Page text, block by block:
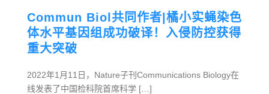
Commun Biol共同作者|橘小实蝇染色
体水平基因组成功破译！入侵防控获得
重大突破
2022年1月11日，Nature子刊Communications Biology在
线发表了中国检科院首席科学 […]